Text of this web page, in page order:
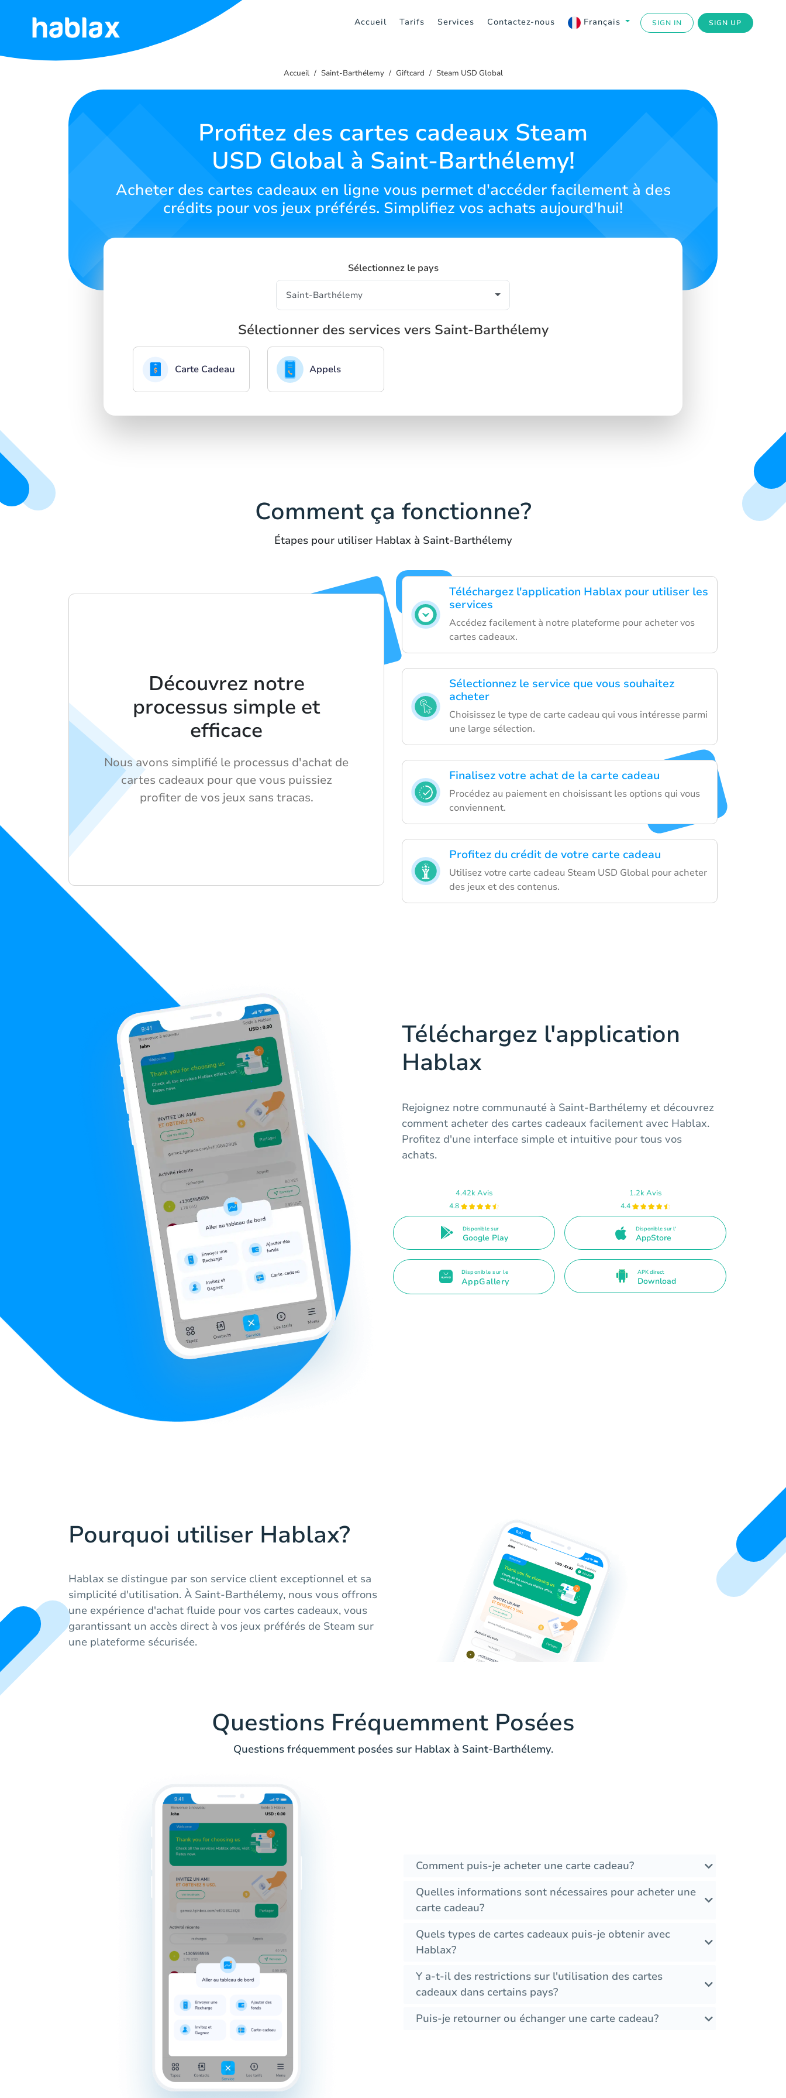
Accueil Tarifs Services Contactez-nous Français SIGN IN SIGN UP
Accueil
SIGN UP
Accueil Saint-Barthélemy Giftcard Steam USD Global
Profitez des cartes cadeaux Steam
USD Global à Saint-Barthélemy!
Acheter des cartes cadeaux en ligne vous permet d'accéder facilement à des
crédits pour vos jeux préférés. Simplifiez vos achats aujourd'hui!
Sélectionnez le pays
Sélectionner des services vers Saint-Barthélemy
Carte Cadeau Appels
Comment ça fonctionne?
Étapes pour utiliser Hablax à Saint-Barthélemy
Téléchargez l'application Hablax pour utiliser les
services
Accédez facilement à notre plateforme pour acheter vos
cartes cadeaux.
Sélectionnez le service que vous souhaitez
acheter
Choisissez le type de carte cadeau qui vous intéresse parmi
une large sélection.
Finalisez votre achat de la carte cadeau
Procédez au paiement en choisissant les options qui vous
conviennent.
Profitez du crédit de votre carte cadeau
Utilisez votre carte cadeau Steam USD Global pour acheter
des jeux et des contenus.
Découvrez notre
processus simple et
efficace
Nous avons simplifié le processus d'achat de
cartes cadeaux pour que vous puissiez
profiter de vos jeux sans tracas.
Téléchargez l'application
Hablax
Rejoignez notre communauté à Saint-Barthélemy et découvrez
comment acheter des cartes cadeaux facilement avec Hablax.
Profitez d'une interface simple et intuitive pour tous vos
achats.
4.42k Avis
4.8
Disponible sur
Google Play
1.2k Avis
4.4
Disponible sur l'
AppStore
Disponible sur le
AppGallery
APK direct
Download
Pourquoi utiliser Hablax?
Hablax se distingue par son service client exceptionnel et sa
simplicité d'utilisation. À Saint-Barthélemy, nous vous offrons
une expérience d'achat fluide pour vos cartes cadeaux, vous
garantissant un accès direct à vos jeux préférés de Steam sur
une plateforme sécurisée.
Questions Fréquemment Posées
Questions fréquemment posées sur Hablax à Saint-Barthélemy.
Comment puis-je acheter une carte cadeau?
Quelles informations sont nécessaires pour acheter une
carte cadeau?
Quels types de cartes cadeaux puis-je obtenir avec
Hablax?
Y a-t-il des restrictions sur l'utilisation des cartes
cadeaux dans certains pays?
Puis-je retourner ou échanger une carte cadeau?